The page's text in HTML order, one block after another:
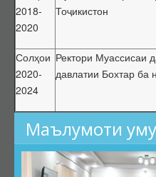
2018-
2020
Тоҷикистон
Солҳои
2020-
2024
Ректори Муассисаи
давлатии Бохтар ба
Маълумоти